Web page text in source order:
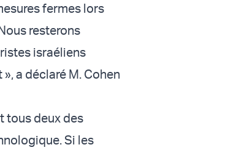
fermes lors
resterons
israéliens
a déclaré M. Cohen
tous deux des
Si les